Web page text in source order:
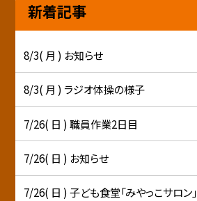
新着記事
8/3( 月 ) お知らせ
8/3( 月 ) ラジオ体操の様子
7/26( 日 ) 職員作業2日目
7/26( 日 ) お知らせ
7/26( 日 ) 子ども食堂「みやっこサロン」